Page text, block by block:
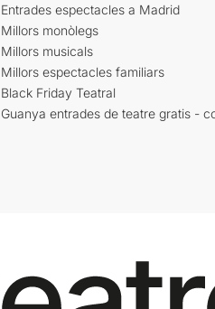
Entrades espectacles a Madrid
Millors monòlegs
Millors musicals
Millors espectacles familiars
Black Friday Teatral
Guanya entrades de teatre gratis -